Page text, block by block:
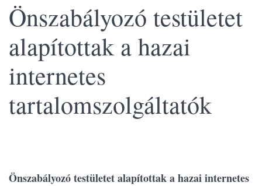
Önszabályozó testületet
alapítottak a hazai
internetes
tartalomszolgáltatók
Önszabályozó testületet alapítottak a hazai internetes